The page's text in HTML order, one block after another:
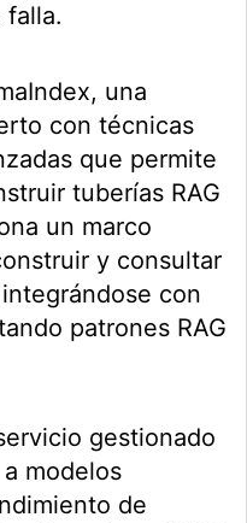
falla.
una
con técnicas
que permite
tuberías RAG
un marco
y consultar
con
patrones RAG
gestionado
modelos
de